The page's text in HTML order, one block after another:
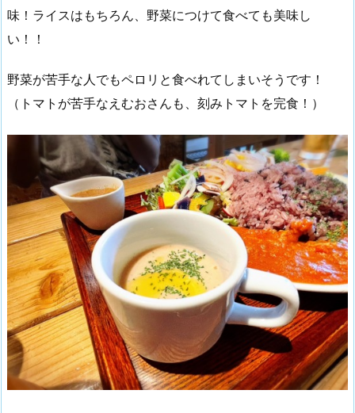
味！ライスはもちろん、野菜につけて食べても美味し
い！！
野菜が苦手な人でもペロリと食べれてしまいそうです！
（トマトが苦手なえむおさんも、刻みトマトを完食！）